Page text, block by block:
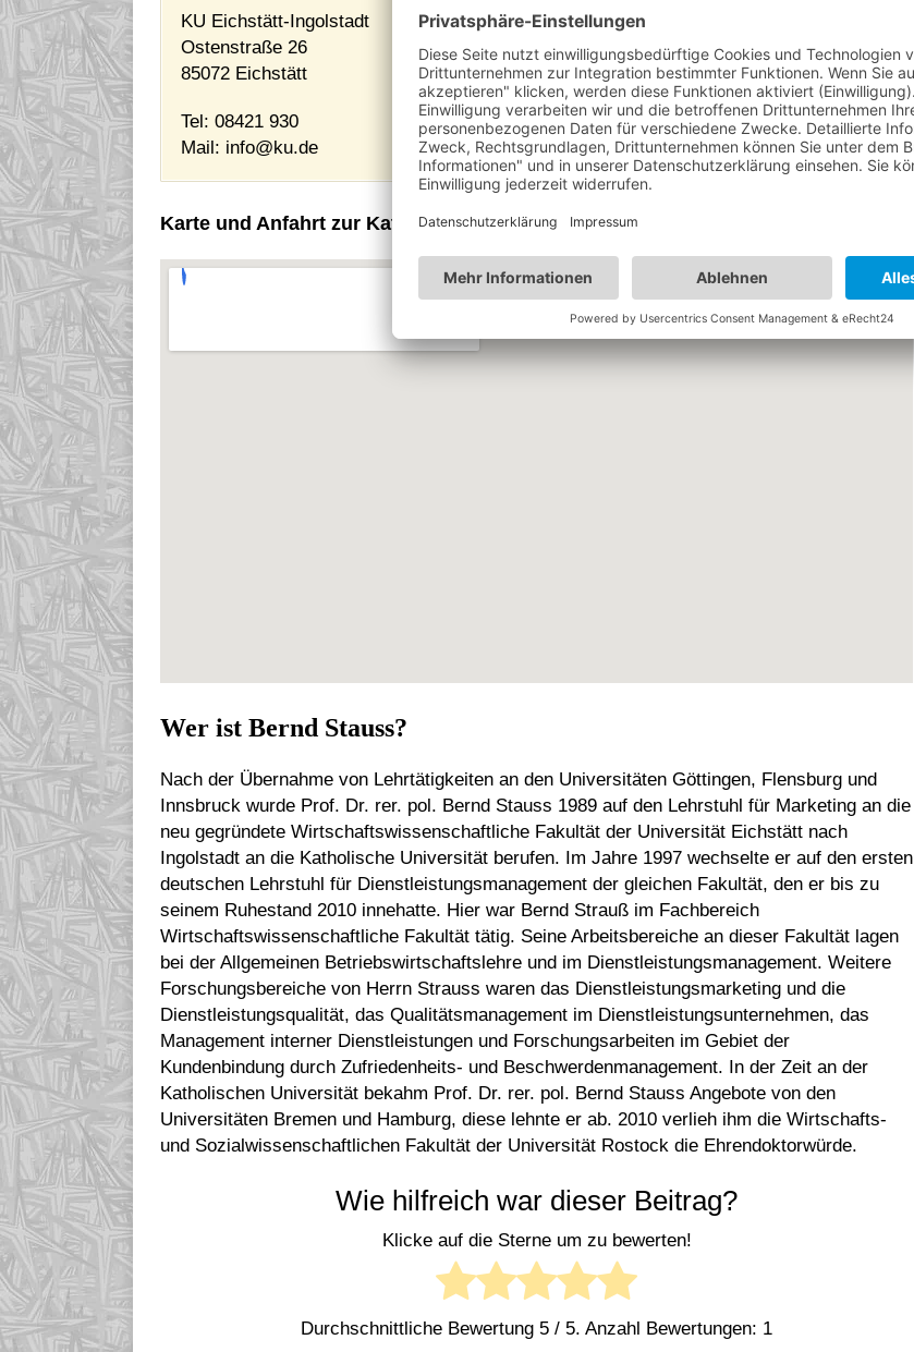
KU Eichstätt-Ingolstadt
Ostenstraße 26
85072 Eichstätt
Tel: 08421 930
Mail: info@ku.de
Karte und Anfahrt zur Katholischen Universität Eichstätt-Ingolstadt
Wer ist Bernd Stauss?
Nach der Übernahme von Lehrtätigkeiten an den Universitäten Göttingen, Flensburg und
Innsbruck wurde Prof. Dr. rer. pol. Bernd Stauss 1989 auf den Lehrstuhl für Marketing an die
neu gegründete Wirtschaftswissenschaftliche Fakultät der Universität Eichstätt nach
Ingolstadt an die Katholische Universität berufen. Im Jahre 1997 wechselte er auf den ersten
deutschen Lehrstuhl für Dienstleistungsmanagement der gleichen Fakultät, den er bis zu
seinem Ruhestand 2010 innehatte. Hier war Bernd Strauß im Fachbereich
Wirtschaftswissenschaftliche Fakultät tätig. Seine Arbeitsbereiche an dieser Fakultät lagen
bei der Allgemeinen Betriebswirtschaftslehre und im Dienstleistungsmanagement. Weitere
Forschungsbereiche von Herrn Strauss waren das Dienstleistungsmarketing und die
Dienstleistungsqualität, das Qualitätsmanagement im Dienstleistungsunternehmen, das
Management interner Dienstleistungen und Forschungsarbeiten im Gebiet der
Kundenbindung durch Zufriedenheits- und Beschwerdenmanagement. In der Zeit an der
Katholischen Universität bekahm Prof. Dr. rer. pol. Bernd Stauss Angebote von den
Universitäten Bremen und Hamburg, diese lehnte er ab. 2010 verlieh ihm die Wirtschafts-
und Sozialwissenschaftlichen Fakultät der Universität Rostock die Ehrendoktorwürde.
Wie hilfreich war dieser Beitrag?
Klicke auf die Sterne um zu bewerten!
Durchschnittliche Bewertung 5 / 5. Anzahl Bewertungen: 1